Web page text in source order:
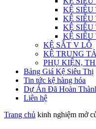
KỆ
KỆ
KỆ
KỆ
KỆ SẮT V LỖ
KỆ TRUNG
PHỤ KIỆN,
Bảng Giá Kệ Siêu Thị
Tin tức kệ hàng hóa
Dự Án Đã Hoàn
Liên hệ
Trang chủ kinh nghiệm mở